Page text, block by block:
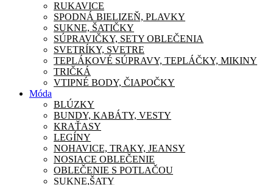
RUKAVICE
SPODNÁ BIELIZEŇ, PLAVKY
SUKNE, ŠATIČKY
SÚPRAVIČKY, SETY OBLEČENIA
SVETRÍKY, SVETRE
TEPLÁKOVÉ SÚPRAVY, TEPLÁČKY, MIKINY
TRIČKÁ
VTIPNÉ BODY, ČIAPOČKY
Móda
BLÚZKY
BUNDY, KABÁTY, VESTY
KRAŤASY
LEGÍNY
NOHAVICE, TRAKY, JEANSY
NOSIACE OBLEČENIE
OBLEČENIE S POTLAČOU
SUKNE,ŠATY